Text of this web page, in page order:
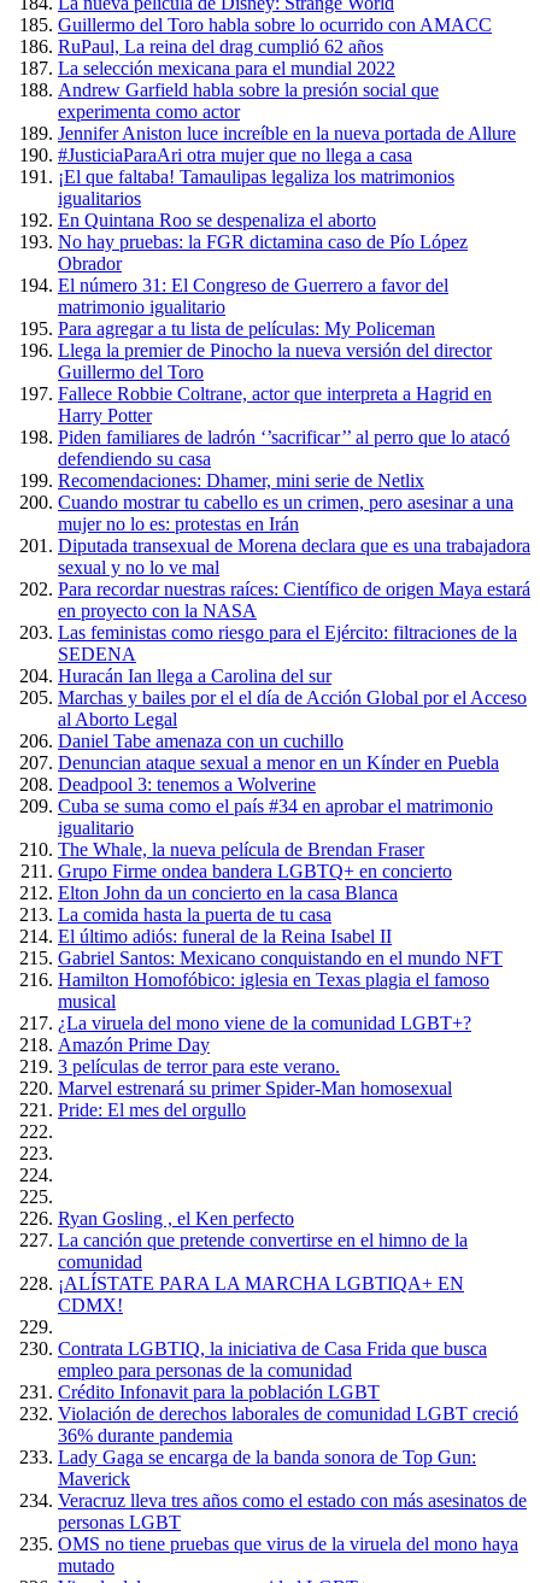
Guillermo del Toro habla sobre lo ocurrido con AMACC
RuPaul, La reina del drag cumplió 62 años
La selección mexicana para el mundial 2022
Andrew Garfield habla sobre la presión social que
experimenta como actor
Jennifer Aniston luce increíble en la nueva portada de Allure
#JusticiaParaAri otra mujer que no llega a casa
¡El que faltaba! Tamaulipas legaliza los matrimonios
igualitarios
En Quintana Roo se despenaliza el aborto
No hay pruebas: la FGR dictamina caso de Pío López
Obrador
El número 31: El Congreso de Guerrero a favor del
matrimonio igualitario
Para agregar a tu lista de películas: My Policeman
Llega la premier de Pinocho la nueva versión del director
Guillermo del Toro
Fallece Robbie Coltrane, actor que interpreta a Hagrid en
Harry Potter
Piden familiares de ladrón ‘’sacrificar’’ al perro que lo atacó
defendiendo su casa
Recomendaciones: Dhamer, mini serie de Netlix
Cuando mostrar tu cabello es un crimen, pero asesinar a una
mujer no lo es: protestas en Irán
Diputada transexual de Morena declara que es una trabajadora
sexual y no lo ve mal
Para recordar nuestras raíces: Científico de origen Maya estará
en proyecto con la NASA
Las feministas como riesgo para el Ejército: filtraciones de la
SEDENA
Huracán Ian llega a Carolina del sur
Marchas y bailes por el el día de Acción Global por el Acceso
al Aborto Legal
Daniel Tabe amenaza con un cuchillo
Denuncian ataque sexual a menor en un Kínder en Puebla
Deadpool 3: tenemos a Wolverine
Cuba se suma como el país #34 en aprobar el matrimonio
igualitario
The Whale, la nueva película de Brendan Fraser
Grupo Firme ondea bandera LGBTQ+ en concierto
Elton John da un concierto en la casa Blanca
La comida hasta la puerta de tu casa
El último adiós: funeral de la Reina Isabel II
Gabriel Santos: Mexicano conquistando en el mundo NFT
Hamilton Homofóbico: iglesia en Texas plagia el famoso
musical
¿La viruela del mono viene de la comunidad LGBT+?
Amazón Prime Day
3 películas de terror para este verano.
Marvel estrenará su primer Spider-Man homosexual
Pride: El mes del orgullo
Ryan Gosling , el Ken perfecto
La canción que pretende convertirse en el himno de la
comunidad
¡ALÍSTATE PARA LA MARCHA LGBTIQA+ EN
CDMX!
Contrata LGBTIQ, la iniciativa de Casa Frida que busca
empleo para personas de la comunidad
Crédito Infonavit para la población LGBT
Violación de derechos laborales de comunidad LGBT creció
36% durante pandemia
Lady Gaga se encarga de la banda sonora de Top Gun:
Maverick
Veracruz lleva tres años como el estado con más asesinatos de
personas LGBT
OMS no tiene pruebas que virus de la viruela del mono haya
mutado